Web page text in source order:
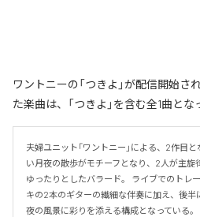
ワントニーの「つきよ」が配信開始
た楽曲は、「つきよ」を含む全1曲とな
夫婦ユニット「ワントニー」による、2作目
い月夜の散歩がモチーフとなり、2人が主旋
ゆったりとしたバラード。 ライブでのトレ
キの2本のギターの繊細な伴奏に加え、後
夜の風景に彩りを添える構成となっている。